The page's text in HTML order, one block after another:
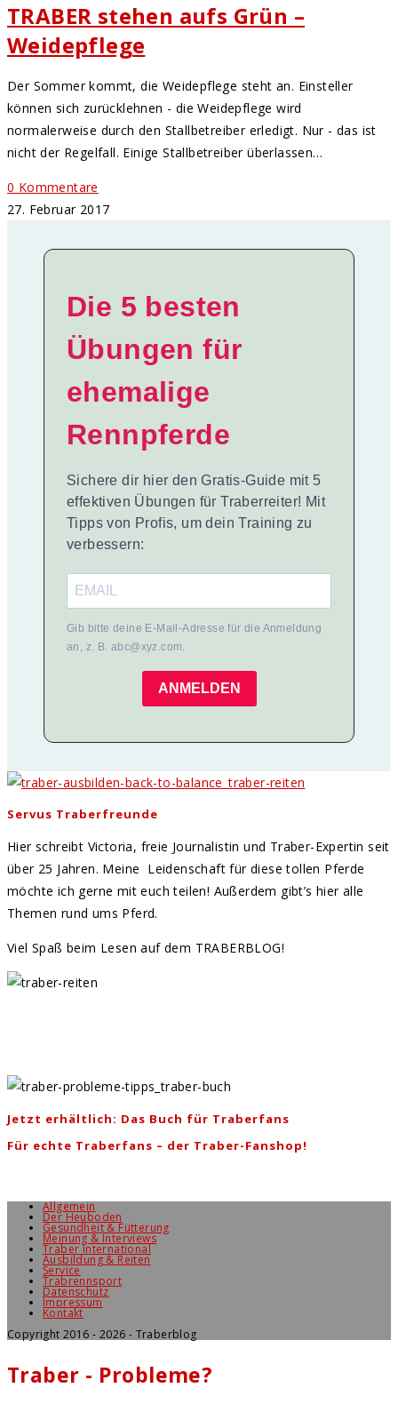
TRABER stehen aufs Grün –
Weidepflege
Der Sommer kommt, die Weidepflege steht an. Einsteller
können sich zurücklehnen - die Weidepflege wird
normalerweise durch den Stallbetreiber erledigt. Nur - das ist
nicht der Regelfall. Einige Stallbetreiber überlassen…
0 Kommentare
27. Februar 2017
Die 5 besten
Übungen für
ehemalige
Rennpferde
Sichere dir hier den Gratis-Guide mit 5
effektiven Übungen für Traberreiter! Mit
Tipps von Profis, um dein Training zu
verbessern:
Gib bitte deine E-Mail-Adresse für die Anmeldung
an, z. B. abc@xyz.com.
ANMELDEN
Servus Traberfreunde
Hier schreibt Victoria, freie Journalistin und Traber-Expertin seit
über 25 Jahren. Meine Leidenschaft für diese tollen Pferde
möchte ich gerne mit euch teilen! Außerdem gibt’s hier alle
Themen rund ums Pferd.
Viel Spaß beim Lesen auf dem TRABERBLOG!
Jetzt erhältlich: Das Buch für Traberfans
Für echte Traberfans – der Traber-Fanshop!
Allgemein
Der Heuboden
Gesundheit & Fütterung
Meinung & Interviews
Traber International
Ausbildung & Reiten
Service
Trabrennsport
Datenschutz
Impressum
Kontakt
Copyright 2016 - 2026 - Traberblog
Traber - Probleme?